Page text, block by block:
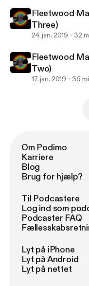
Fleetwood
Three)
24. jan. 2019 32
Fleetwood
Two)
17. jan. 2019 36
Om Podimo
Karriere
Blog
Brug for hjælp?
Til Podcastere
Log ind som
Podcaster FAQ
Lyt på iPhone
Lyt på Android
Lyt på nettet